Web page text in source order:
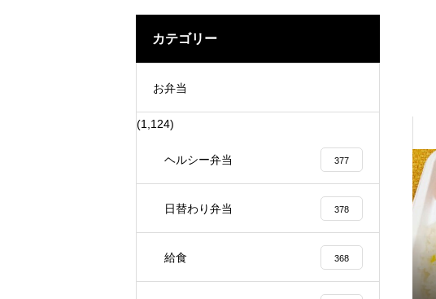
カテゴリー
お弁当
(1,124)
ヘルシー弁当 377
日替わり弁当 378
給食 368